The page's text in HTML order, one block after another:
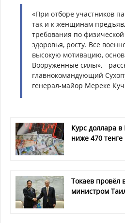
«При отборе участников
так и к женщинам
требования по
здоровья, росту. Все
высокую мотивацию,
Вооруженные силы», -
главнокомандующий
генерал-майор Мереке
Курс доллара в
ниже 470 тенге
Токаев провёл
министром